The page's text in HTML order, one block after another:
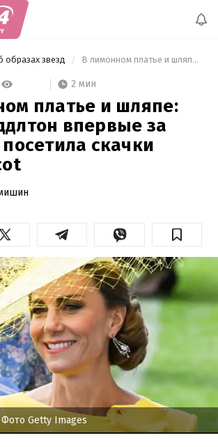
образах звезд В лимонном платье и шляпе: Кейт Миддлтон впервые за два года посетила скачки Royal Ascot
2 мин
платье и шляпе:
впервые за
скачки
Getty Images